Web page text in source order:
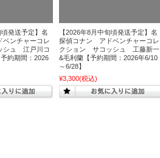
頃発送予定】名
ンチャーコレ
シュ 江戸川コ
約期間：2026
【2026年8月中旬頃発送予定】名
探偵コナン アドベンチャーコレ
クション サコッシュ 工藤新一
&毛利蘭【予約期間：2026年6/10
～6/28】
¥3,300(税込)